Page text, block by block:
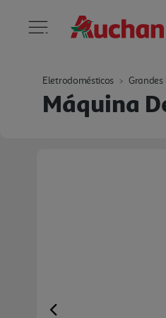
Eletrodomésticos
Máquina